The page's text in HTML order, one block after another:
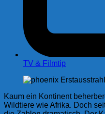
TV & Filmtip
Kaum ein Kontinent
Wildtiere wie Afrika. Doch